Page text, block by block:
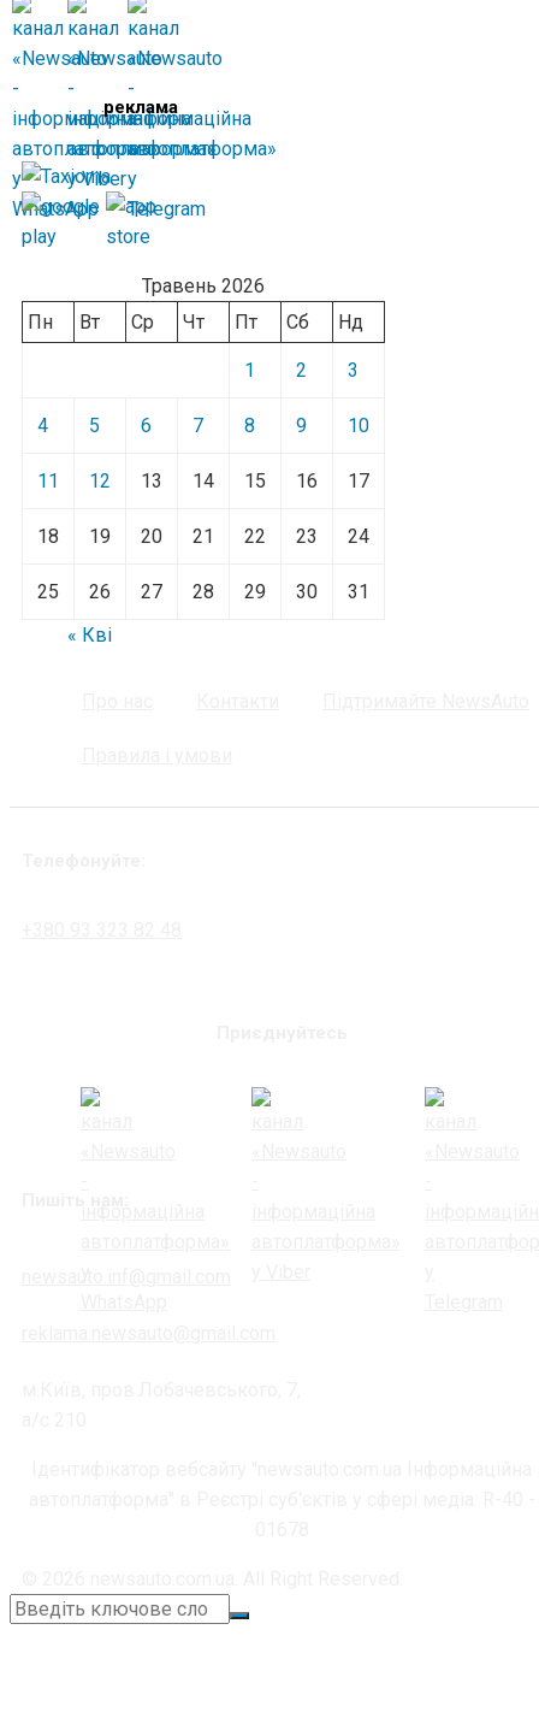
реклама
Травень 2026
Пн
Вт Ср Чт Пт Сб Нд
1 2 3
4 5 6 7 8 9 10
11 12 13 14 15 16 17
18 19 20 21 22 23 24
25 26 27 28 29 30
31
« Кві